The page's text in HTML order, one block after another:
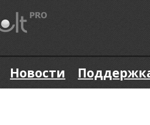
Новости